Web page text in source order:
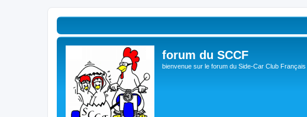
forum du SCCF
bienvenue sur le forum du Side-Car Club Français